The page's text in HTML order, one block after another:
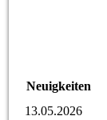
Neuigkeiten
13.05.2026